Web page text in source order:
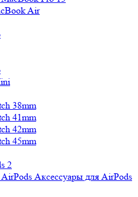
Air
38mm
41mm
42mm
45mm
2
Аксессуары для AirPods